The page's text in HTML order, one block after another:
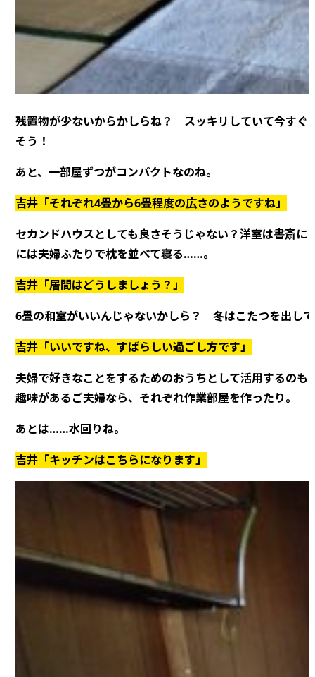
残置物が少ないからかしらね？ スッキリしていて今すぐ
そう！
あと、一部屋ずつがコンパクトなのね。
吉井「それぞれ4畳から6畳程度の広さのようですね」
セカンドハウスとしても良さそうじゃない？洋室は書斎に
には夫婦ふたりで枕を並べて寝る……。
吉井「居間はどうしましょう？」
6畳の和室がいいんじゃないかしら？ 冬はこたつを出し
吉井「いいですね、すばらしい過ごし方です」
夫婦で好きなことをするためのおうちとして活用するのも
趣味があるご夫婦なら、それぞれ作業部屋を作ったり。
あとは……水回りね。
吉井「キッチンはこちらになります」